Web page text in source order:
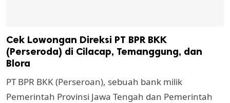
Cek Lowongan Direksi PT BPR BKK
(Perseroda) di Cilacap, Temanggung, dan
Blora
PT BPR BKK (Perseroan), sebuah bank milik
Pemerintah Provinsi Jawa Tengah dan Pemerintah